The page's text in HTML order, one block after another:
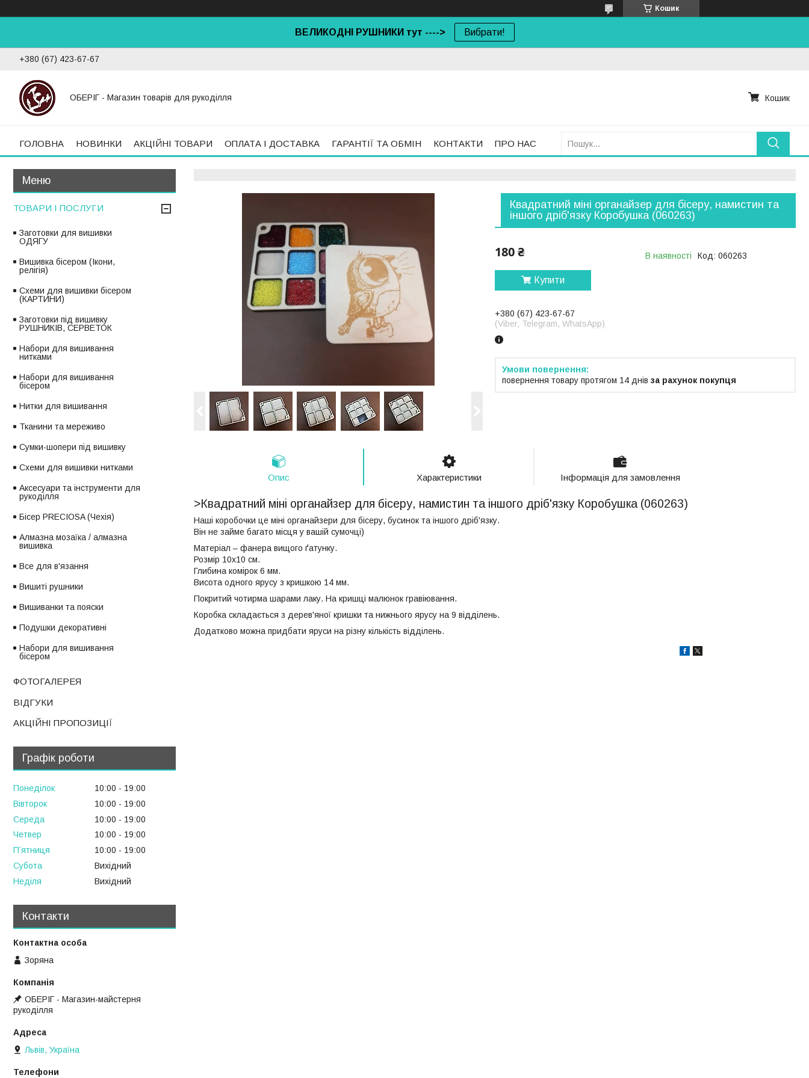
Кошик
ВЕЛИКОДНІ РУШНИКИ тут ----> Вибрати!
+380 (67) 423-67-67
ОБЕРІГ - Магазин товарів для рукоділля Кошик
ГОЛОВНА НОВИНКИ АКЦІЙНІ ТОВАРИ ОПЛАТА І ДОСТАВКА ГАРАНТІЇ ТА ОБМІН КОНТАКТИ ПРО НАС
Квадратний міні органайзер для бісеру, намистин та
іншого дріб'язку Коробушка (060263)
180 ₴ В наявності Код: 060263
Купити
+380 (67) 423-67-67
(Viber, Telegram, WhatsApp)
повернення товару протягом 14 днів за рахунок покупця
Опис Характеристики Інформація для замовлення
>Квадратний міні органайзер для бісеру, намистин та іншого дріб'язку Коробушка (060263)
Наші коробочки це міні органайзери для бісеру, бусинок та іншого дріб'язку.
Він не займе багато місця у вашій сумочці)
Матеріал – фанера вищого ґатунку.
Розмір 10х10 см.
Глибина комірок 6 мм.
Висота одного ярусу з кришкою 14 мм.
Покритий чотирма шарами лаку. На кришці малюнок гравіювання.
Коробка складається з дерев'яної кришки та нижнього ярусу на 9 відділень.
Додатково можна придбати яруси на різну кількість відділень.
ТОВАРИ І ПОСЛУГИ
Заготовки для вишивки
ОДЯГУ
Вишивка бісером (Ікони,
релігія)
Схеми для вишивки бісером
(КАРТИНИ)
Заготовки під вишивку
РУШНИКІВ, СЕРВЕТОК
Набори для вишивання
нитками
Набори для вишивання
бісером
Нитки для вишивання
Тканини та мереживо
Сумки-шопери під вишивку
Схеми для вишивки нитками
Аксесуари та інструменти для
рукоділля
Бісер PRECIOSA (Чехія)
Алмазна мозаїка / алмазна
вишивка
Все для в'язання
Вишиті рушники
Вишиванки та пояски
Подушки декоративні
Набори для вишивання
бісером
ФОТОГАЛЕРЕЯ
ВІДГУКИ
АКЦІЙНІ ПРОПОЗИЦІЇ
Графік роботи
Понеділок 10:00
19:00
Вівторок
10:00
19:00
Середа
10:00
19:00
Четвер
10:00
19:00
Пʼятниця
10:00
19:00
Субота
Вихідний
Неділя
Вихідний
Контакти
Зоряна
ОБЕРІГ - Магазин-майстерня
рукоділля
Львів, Україна